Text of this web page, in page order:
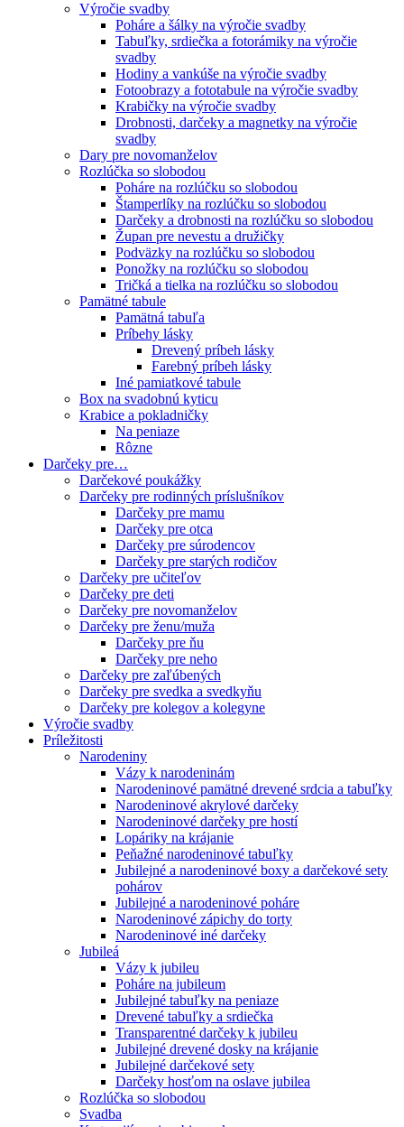
Výročie svadby
Poháre a šálky na výročie svadby
Tabuľky, srdiečka a fotorámiky na výročie
svadby
Hodiny a vankúše na výročie svadby
Fotoobrazy a fototabule na výročie svadby
Krabičky na výročie svadby
Drobnosti, darčeky a magnetky na výročie
svadby
Dary pre novomanželov
Rozlúčka so slobodou
Poháre na rozlúčku so slobodou
Štamperlíky na rozlúčku so slobodou
Darčeky a drobnosti na rozlúčku so slobodou
Župan pre nevestu a družičky
Podväzky na rozlúčku so slobodou
Ponožky na rozlúčku so slobodou
Tričká a tielka na rozlúčku so slobodou
Pamätné tabule
Pamätná tabuľa
Príbehy lásky
Drevený príbeh lásky
Farebný príbeh lásky
Iné pamiatkové tabule
Box na svadobnú kyticu
Krabice a pokladničky
Na peniaze
Rôzne
Darčeky pre…
Darčekové poukážky
Darčeky pre rodinných príslušníkov
Darčeky pre mamu
Darčeky pre otca
Darčeky pre súrodencov
Darčeky pre starých rodičov
Darčeky pre učiteľov
Darčeky pre deti
Darčeky pre novomanželov
Darčeky pre ženu/muža
Darčeky pre ňu
Darčeky pre neho
Darčeky pre zaľúbených
Darčeky pre svedka a svedkyňu
Darčeky pre kolegov a kolegyne
Výročie svadby
Príležitosti
Narodeniny
Vázy k narodeninám
Narodeninové pamätné drevené srdcia a tabuľky
Narodeninové akrylové darčeky
Narodeninové darčeky pre hostí
Lopáriky na krájanie
Peňažné narodeninové tabuľky
Jubilejné a narodeninové boxy a darčekové sety
pohárov
Jubilejné a narodeninové poháre
Narodeninové zápichy do torty
Narodeninové iné darčeky
Jubileá
Vázy k jubileu
Poháre na jubileum
Jubilejné tabuľky na peniaze
Drevené tabuľky a srdiečka
Transparentné darčeky k jubileu
Jubilejné drevené dosky na krájanie
Jubilejné darčekové sety
Darčeky hosťom na oslave jubilea
Rozlúčka so slobodou
Svadba